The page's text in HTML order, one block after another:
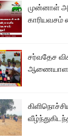
முன்னாள்
காரியவசம்
சர்வதேச